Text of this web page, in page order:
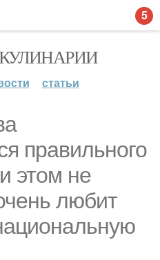
статьи
правильного
этом не
любит
5